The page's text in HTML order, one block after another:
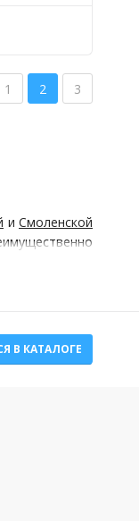
1 2 3
и Смоленской
Климат
В КАТАЛОГЕ